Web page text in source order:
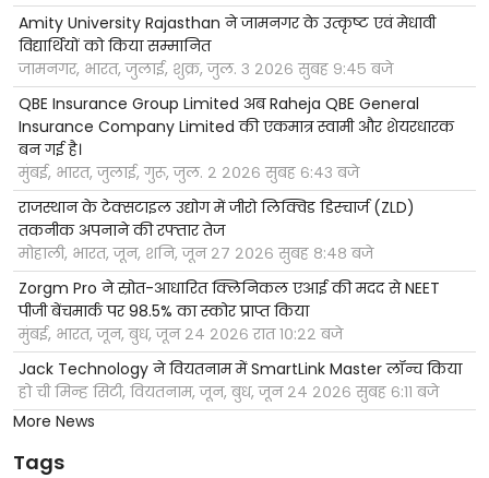
Amity University Rajasthan ने जामनगर के उत्कृष्ट एवं मेधावी
विद्यार्थियों को किया सम्मानित
जामनगर, भारत, जुलाई, शुक्र, जुल. ३ २०२६ सुबह ९:४५ बजे
QBE Insurance Group Limited अब Raheja QBE General
Insurance Company Limited की एकमात्र स्वामी और शेयरधारक
बन गई है।
मुंबई, भारत, जुलाई, गुरू, जुल. २ २०२६ सुबह ६:४३ बजे
राजस्थान के टेक्सटाइल उद्योग में जीरो लिक्विड डिस्चार्ज (ZLD)
तकनीक अपनाने की रफ्तार तेज
मोहाली, भारत, जून, शनि, जून २७ २०२६ सुबह ८:४८ बजे
Zorgm Pro ने स्रोत-आधारित क्लिनिकल एआई की मदद से NEET
पीजी बेंचमार्क पर 98.5% का स्कोर प्राप्त किया
मुंबई, भारत, जून, बुध, जून २४ २०२६ रात १०:२२ बजे
Jack Technology ने वियतनाम में SmartLink Master लॉन्च किया
हो ची मिन्ह सिटी, वियतनाम, जून, बुध, जून २४ २०२६ सुबह ६:११ बजे
More News
Tags